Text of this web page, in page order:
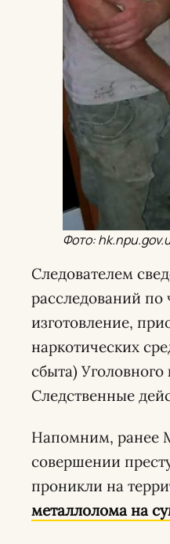
Фото:
Следователем
расследований по
изготовление,
наркотических
сбыта)
Следственные
Напомним, ранее
совершении
проникли на
металлолома на